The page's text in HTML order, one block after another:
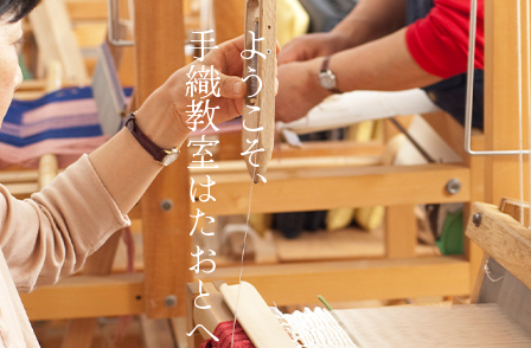
ようこそ、
手織教室はたおとへ